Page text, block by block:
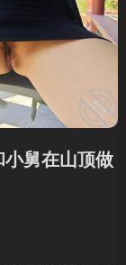
小舅在山顶做